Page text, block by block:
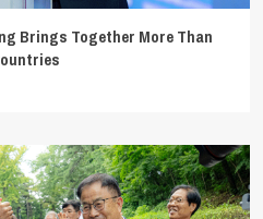
Brings Together More Than